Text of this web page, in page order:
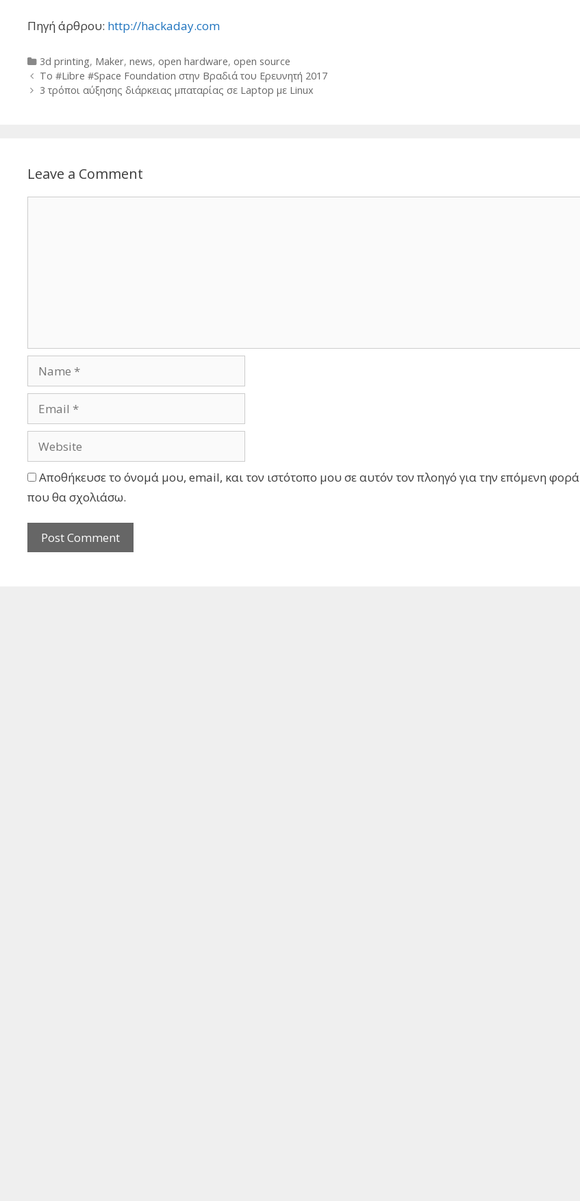
Πηγή άρθρου: http://hackaday.com
Categories
3d printing, Maker, news, open hardware, open source
Post
navigation
To #Libre #Space Foundation στην Βραδιά του Ερευνητή 2017
3 τρόποι αύξησης διάρκειας μπαταρίας σε Laptop με Linux
Leave a Comment
Αποθήκευσε το όνομά μου, email, και τον ιστότοπο μου σε αυτόν τον πλοηγό για την επόμενη φορά
που θα σχολιάσω.